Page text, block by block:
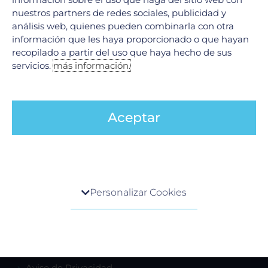
Guía del paciente
Renta de consultorio
Servicios
Urgencias
Laboratorio Clínico
Laboratorio de Biología Molecular
nuestros partners de redes sociales, publicidad y
análisis web, quienes pueden combinarla con otra
información que les haya proporcionado o que hayan
recopilado a partir del uso que haya hecho de sus
servicios.más información.
Aceptar
Cuando visita cualquier sitio web, el mismo podría
preferencias o su dispositivo, y se usa
Personalizar Cookies